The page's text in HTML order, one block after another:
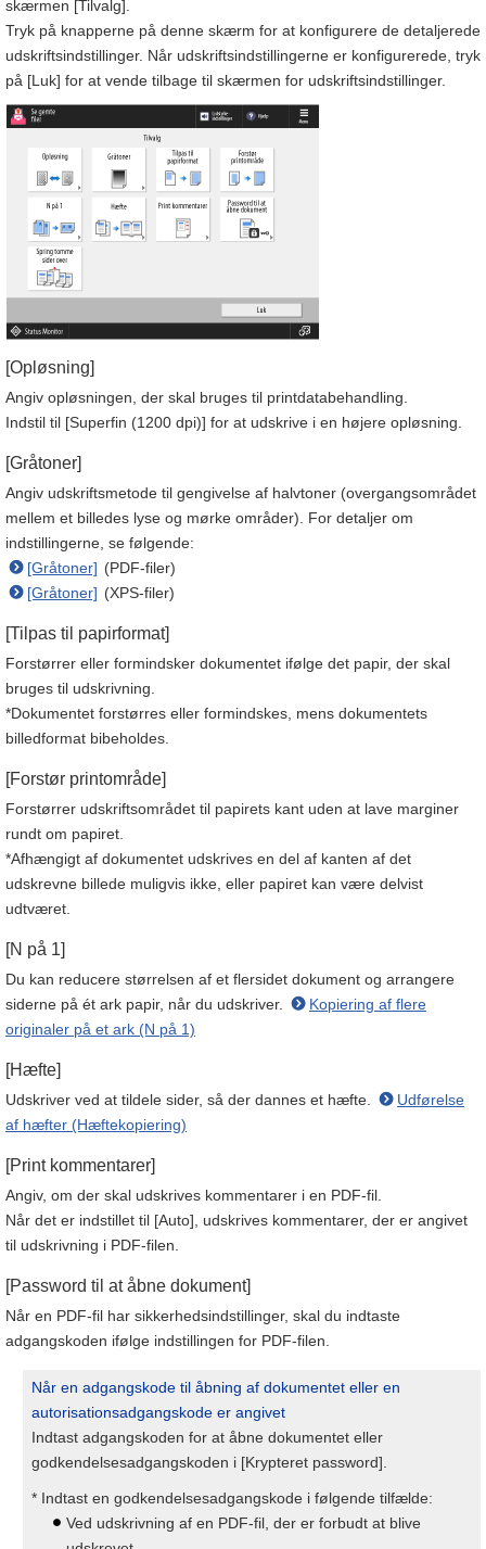
skærmen [Tilvalg].
Tryk på knapperne på denne skærm for at konfigurere de detaljerede
udskriftsindstillinger. Når udskriftsindstillingerne er konfigurerede, tryk
på [Luk] for at vende tilbage til skærmen for udskriftsindstillinger.
[Opløsning]
Angiv opløsningen, der skal bruges til printdatabehandling.
Indstil til [Superfin (1200 dpi)] for at udskrive i en højere opløsning.
[Gråtoner]
Angiv udskriftsmetode til gengivelse af halvtoner (overgangsområdet
mellem et billedes lyse og mørke områder). For detaljer om
indstillingerne, se følgende:
[Gråtoner] (PDF-filer)
[Gråtoner] (XPS-filer)
[Tilpas til papirformat]
Forstørrer eller formindsker dokumentet ifølge det papir, der skal
bruges til udskrivning.
*Dokumentet forstørres eller formindskes, mens dokumentets
billedformat bibeholdes.
[Forstør printområde]
Forstørrer udskriftsområdet til papirets kant uden at lave marginer
rundt om papiret.
*Afhængigt af dokumentet udskrives en del af kanten af det
udskrevne billede muligvis ikke, eller papiret kan være delvist
udtværet.
[N på 1]
Du kan reducere størrelsen af et flersidet dokument og arrangere
siderne på ét ark papir, når du udskriver.
Kopiering af flere
originaler på et ark (N på 1)
[Hæfte]
Udskriver ved at tildele sider, så der dannes et hæfte.
Udførelse
af hæfter (Hæftekopiering)
[Print kommentarer]
Angiv, om der skal udskrives kommentarer i en PDF-fil.
Når det er indstillet til [Auto], udskrives kommentarer, der er angivet
til udskrivning i PDF-filen.
[Password til at åbne dokument]
Når en PDF-fil har sikkerhedsindstillinger, skal du indtaste
adgangskoden ifølge indstillingen for PDF-filen.
Når en adgangskode til åbning af dokumentet eller en
autorisationsadgangskode er angivet
Indtast adgangskoden for at åbne dokumentet eller
godkendelsesadgangskoden i [Krypteret password].
* Indtast en godkendelsesadgangskode i følgende tilfælde:
Ved udskrivning af en PDF-fil, der er forbudt at blive